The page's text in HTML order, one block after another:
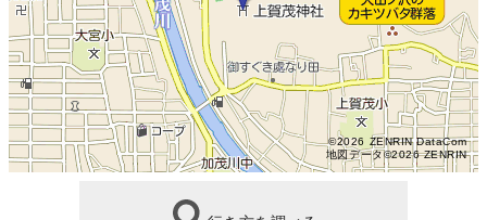
©2026 ZENRIN DataCom
地図データ©2026 ZENRIN